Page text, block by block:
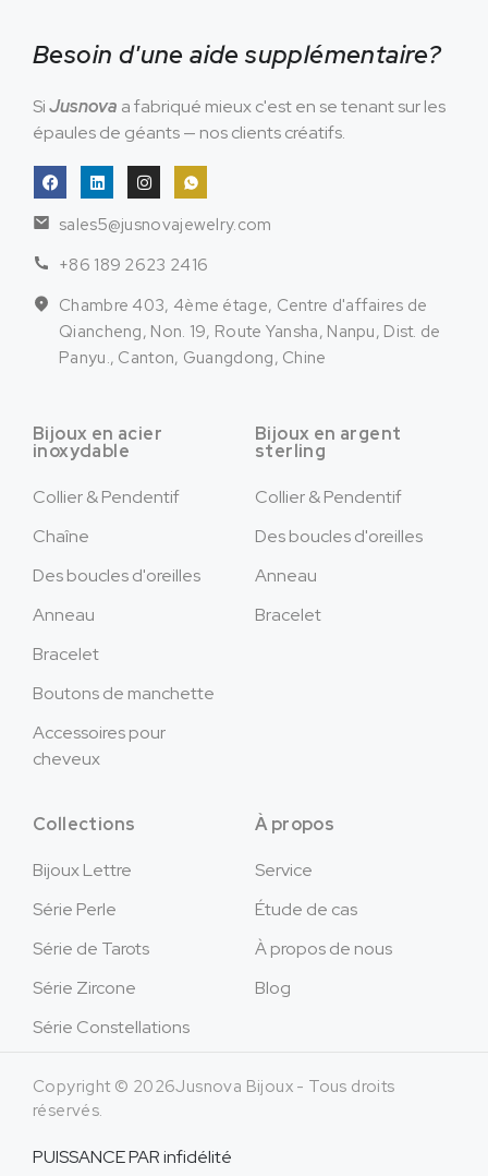
Besoin d'une aide supplémentaire?
SiJusnova a fabriqué mieux c'est en se tenant sur les
épaules de géants — nos clients créatifs.
sales5@jusnovajewelry.com
+86 189 2623 2416
Chambre 403, 4ème étage, Centre d'affaires de
Qiancheng, Non. 19, Route Yansha, Nanpu, Dist. de
Panyu., Canton, Guangdong, Chine
Bijoux en acier
inoxydable
Collier & Pendentif
Chaîne
Des boucles d'oreilles
Anneau
Bracelet
Boutons de manchette
Accessoires pour
cheveux
Bijoux en argent
sterling
Collier & Pendentif
Des boucles d'oreilles
Anneau
Bracelet
Collections
Bijoux Lettre
Série Perle
Série de Tarots
Série Zircone
Série Constellations
À propos
Service
Étude de cas
À propos de nous
Blog
Copyright © 2026Jusnova Bijoux - Tous droits
réservés.
PUISSANCE PARinfidélité